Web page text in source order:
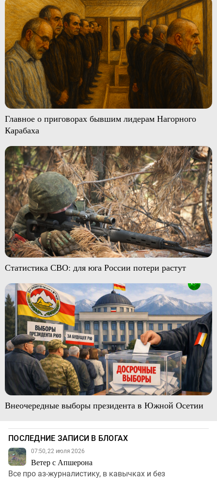
Главное о приговорах бывшим лидерам Нагорного
Карабаха
Статистика СВО: для юга России потери растут
Внеочередные выборы президента в Южной Осетии
ПОСЛЕДНИЕ ЗАПИСИ В БЛОГАХ
07:50, 22 июля 2026
Ветер с Апшерона
Все про аз-журналистику, в кавычках и без